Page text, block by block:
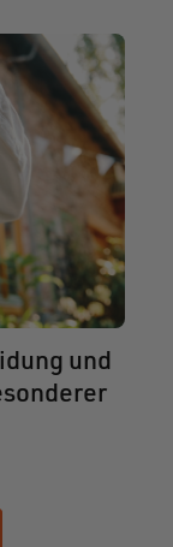
und